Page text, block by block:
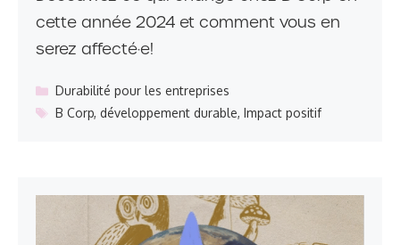
cette année 2024 et comment vous en
serez affecté·e!
Catégories
Durabilité pour les entreprises
Étiquettes
B Corp,développement durable,Impact positif